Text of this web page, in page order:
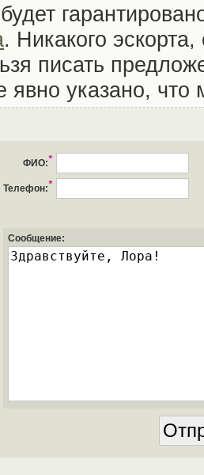
будет
. Никакого
писать
явно указано,
ФИО:*
Телефон:*
Сообщение: